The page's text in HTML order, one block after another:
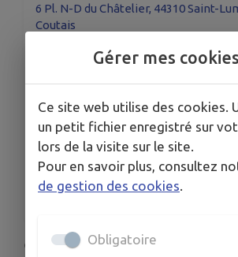
6 Pl. N-D du Châtelier, 44310 Saint-
Coutais
Le mer. 8 juil.
14h
TARIFS
Gratuit sur réservation
ORGANISÉ PAR
Bibliothèque municipale Le PotAMots
😈 Devenez maître du donjon le
Gérer mes
Ce site web utilise des cookies.
un petit fichier enregistré sur
lors de la visite sur le site.
Pour en savoir plus, consultez
de gestion des cookies
Obligatoire